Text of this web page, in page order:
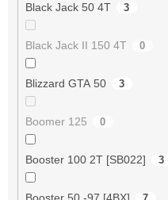
Black Jack 50 4T 3
Black Jack II 150 4T 0
Blizzard GTA 50 3
Boomer 125 0
Booster 100 2T [SB022] 3